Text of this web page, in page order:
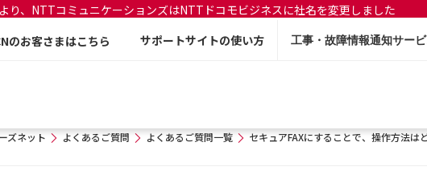
り、NTTコミュニケーションズはNTTドコモビジネスに社名を変更しました
のお客さまはこちら サポートサイトの使い方 工事・故障情報通知サー
ズネット よくあるご質問 よくあるご質問一覧 セキュアFAXにすることで、操作方法は